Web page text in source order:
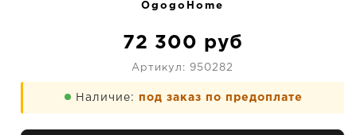
OgogoHome
72 300 руб
Артикул: 950282
Наличие: под заказ по предоплате